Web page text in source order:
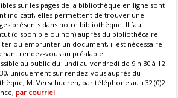
sur les pages de la bibliothèque en ligne sont
indicatif, elles permettent de trouver une
présents dans notre bibliothèque. Il faut
(disponible ou non) auprès du bibliothécaire.
ou emprunter un document, il est nécessaire
rendez-vous au préalable.
au public du lundi au vendredi de 9 h 30 à 12
30, uniquement sur rendez-vous auprès du
M. Verschueren, par téléphone au +32 (0)2
par courriel.